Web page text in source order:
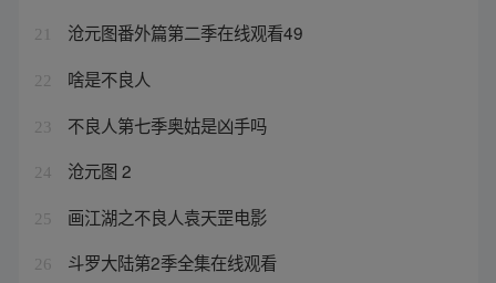
21 沧元图番外篇第二季在线观看49
22 啥是不良人
23 不良人第七季奥姑是凶手吗
24 沧元图 2
25 画江湖之不良人袁天罡电影
26 斗罗大陆第2季全集在线观看